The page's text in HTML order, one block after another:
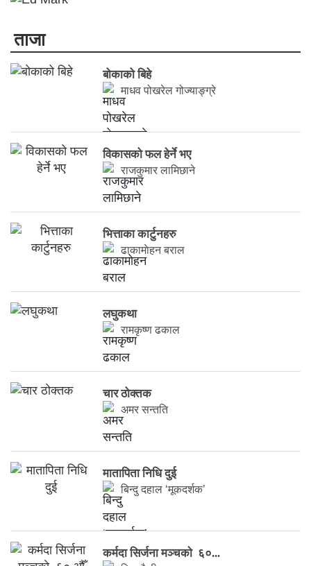
ताजा
बोकाको बिहे
माधव पोखरेल गोज्याङ्ग्रे
विकासको फल हेर्ने भए
राजकुमार लामिछाने
भित्ताका कार्टुनहरु
ढाकामाेहन बराल
लघुकथा
रामकृष्ण ढकाल
चार ठोक्तक
अमर सन्तति
मातापिता निधि दुई
बिन्दु दहाल ‘मूकदर्शक’
कर्मदा सिर्जना मञ्चकाे ६०...